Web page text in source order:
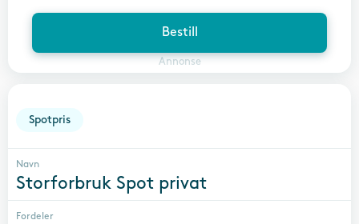
Bestill
Annonse
Spotpris
Navn
Storforbruk Spot privat
Fordeler